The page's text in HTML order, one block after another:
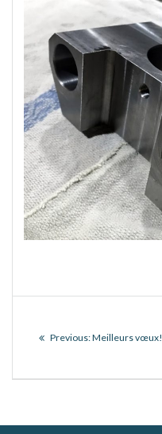
de
l’article
Previous:Previous
Meilleurs vœux!